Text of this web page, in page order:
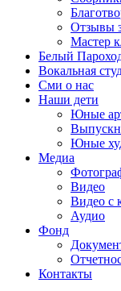
Отзывы
Мастер
Белый
Вокальная
Сми о нас
Наши дети
Юные
Юные
Медиа
Видео
Видео с
Аудио
Фонд
Контакты